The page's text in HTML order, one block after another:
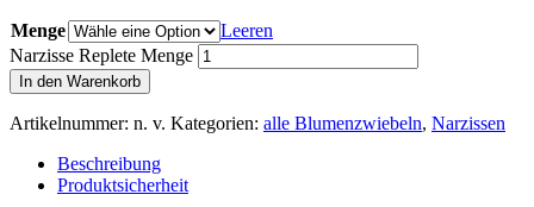
Menge
Leeren
Narzisse Replete Menge
In den Warenkorb
Artikelnummer: n. v. Kategorien: alle Blumenzwiebeln, Narzissen
Beschreibung
Produktsicherheit